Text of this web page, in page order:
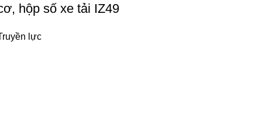
hộp số xe tải IZ49
lực